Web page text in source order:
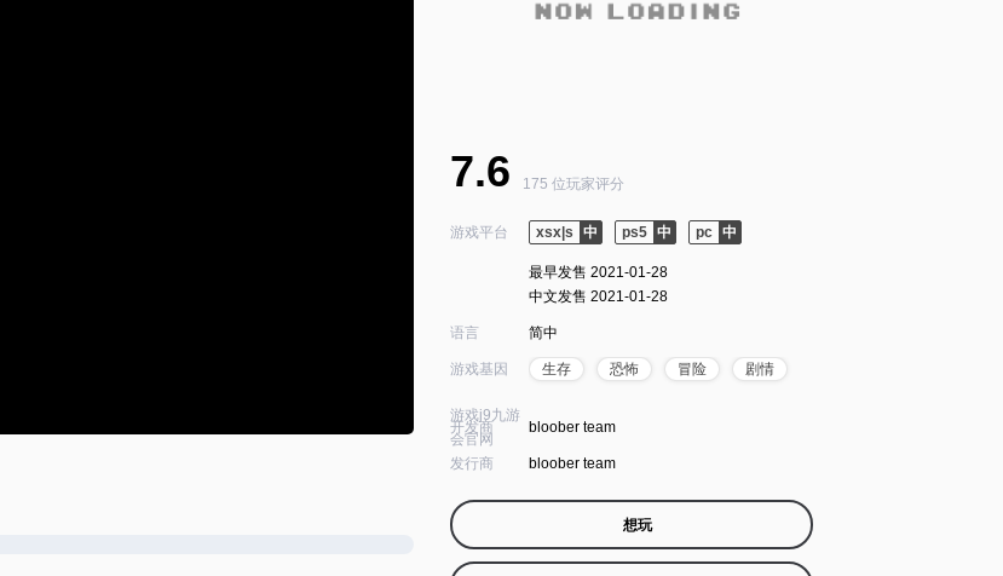
7.6 175 位玩家评分
游戏平台 xsx|s ps5 pc
最早发售 2021-01-28
中文发售 2021-01-28
语言 简中
游戏基因 生存 恐怖 冒险 剧情
游戏j9九游
会官网
开发商 bloober team
发行商 bloober team
想玩